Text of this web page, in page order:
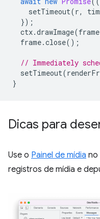
setTimeout(r,
});
ctx.drawImage(frame
frame.close();
// Immediately
setTimeout(
}
Dicas para
Use o Painel de mídia no
registros de mídia e